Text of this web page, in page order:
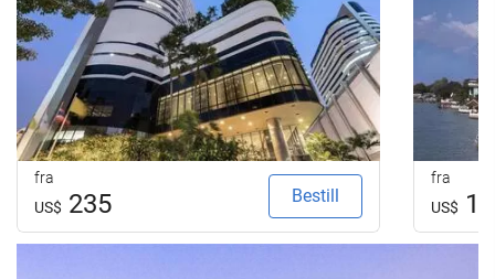
fra
US$ 235 Bestill
fra
US$